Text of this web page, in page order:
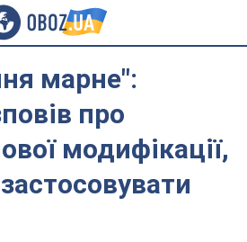
марне":
про
модифікації,